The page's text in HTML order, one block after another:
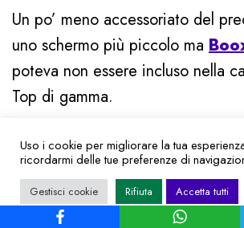
Un po’ meno accessoriato del
uno schermo più piccolo ma
poteva non essere incluso nella
Top di gamma.
Rispetto al suo fratello maggiore,
dispositivo ha dalla sua un’
sicuramente migliore (grazie
Uso i cookie per migliorare la tua
ricordarmi delle tue preferenze di
Gestisci cookie Rifiuta Accetta tutti